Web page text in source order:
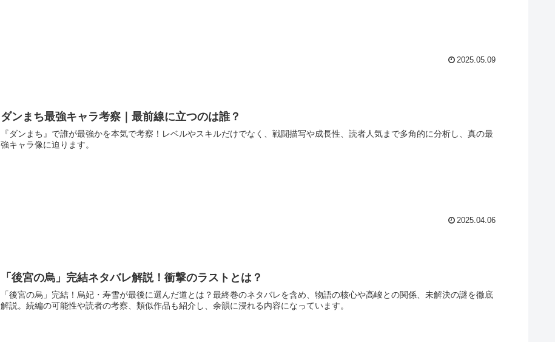
2025.05.09
ダンまち最強キャラ考察｜最前線に立つのは誰？
『ダンまち』で誰が最強かを本気で考察！レベルやスキルだけでなく、戦闘描写や成長性、読者人気まで多角的に分析し、真の最
強キャラ像に迫ります。
2025.04.06
「後宮の烏」完結ネタバレ解説！衝撃のラストとは？
「後宮の烏」完結！烏妃・寿雪が最後に選んだ道とは？最終巻のネタバレを含め、物語の核心や高峻との関係、未解決の謎を徹底
解説。続編の可能性や読者の考察、類似作品も紹介し、余韻に浸れる内容になっています。